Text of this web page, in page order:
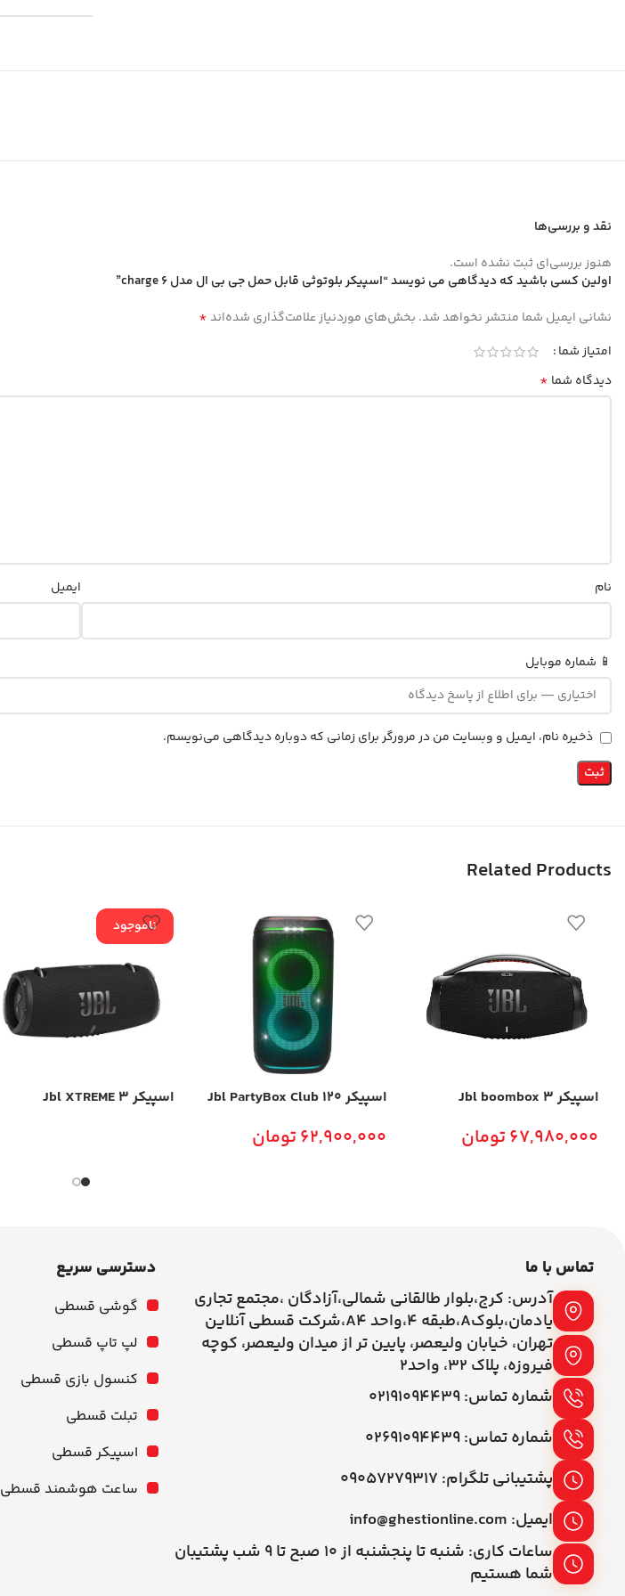
نقد و بررسی‌ها
هنوز بررسی‌ای ثبت نشده است.
اولین کسی باشید که دیدگاهی می نویسد “اسپیکر بلوتوثی قابل حمل جی بی ال مدل charge 6”
نشانی ایمیل شما منتشر نخواهد شد. بخش‌های موردنیاز علامت‌گذاری شده‌اند*
امتیاز شما
دیدگاه شما *
نام ایمیل
📱 شماره موبایل
ذخیره نام، ایمیل و وبسایت من در مرورگر برای زمانی که دوباره دیدگاهی می‌نویسم.
Related Products
اسپیکر Jbl boombox 3
67,980,000تومان
اسپیکر Jbl PartyBox Club 120
62,900,000تومان
ناموجود
اسپیکر Jbl XTREME 3
تماس با ما
آدرس: کرج،بلوار طالقانی شمالی،آزادگان ،مجتمع تجاری
یادمان،بلوکA،طبقه ۴،واحد A4،شرکت قسطی آنلاین
تهران، خیابان ولیعصر، پایین تر از میدان ولیعصر، کوچه
فیروزه، پلاک 32، واحد2
شماره تماس: ۰۲۱۹۱۰۹۴۴۳۹
شماره تماس: ۰۲۶۹۱۰۹۴۴۳۹
پشتیبانی تلگرام: ۰۹۰۵۷۲۷۹۳۱۷
ایمیل: info@ghestionline.com
ساعات کاری: شنبه تا پنجشنبه از ۱۰ صبح تا ۹ شب پشتیبان
شما هستیم
دسترسی سریع
گوشی قسطی
لپ تاپ قسطی
کنسول بازی قسطی
تبلت قسطی
اسپیکر قسطی
ساعت هوشمند قسطی